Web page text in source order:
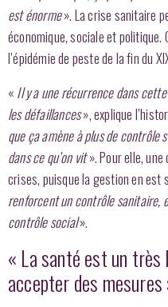
est énorme». La crise sanitaire
économique, sociale et politique.
l’épidémie de peste de la fin du
« Il y a une récurrence dans
les défaillances», explique
que ça amène à plus de contrôle
dans ce qu’on vit». Pour elle,
crises, puisque la gestion en est
renforcent un contrôle sanitaire,
contrôle social».
« La santé est un
accepter des mesures